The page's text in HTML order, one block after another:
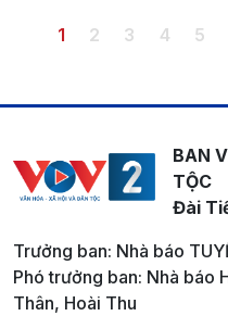
Pagination
Trang hiện thời
1 Trang
2 Trang
3 Trang
4 5
BAN
TỘC
Đài
Trưởng ban: Nhà báo
Phó trưởng ban: Nhà báo
Thân, Hoài Thu